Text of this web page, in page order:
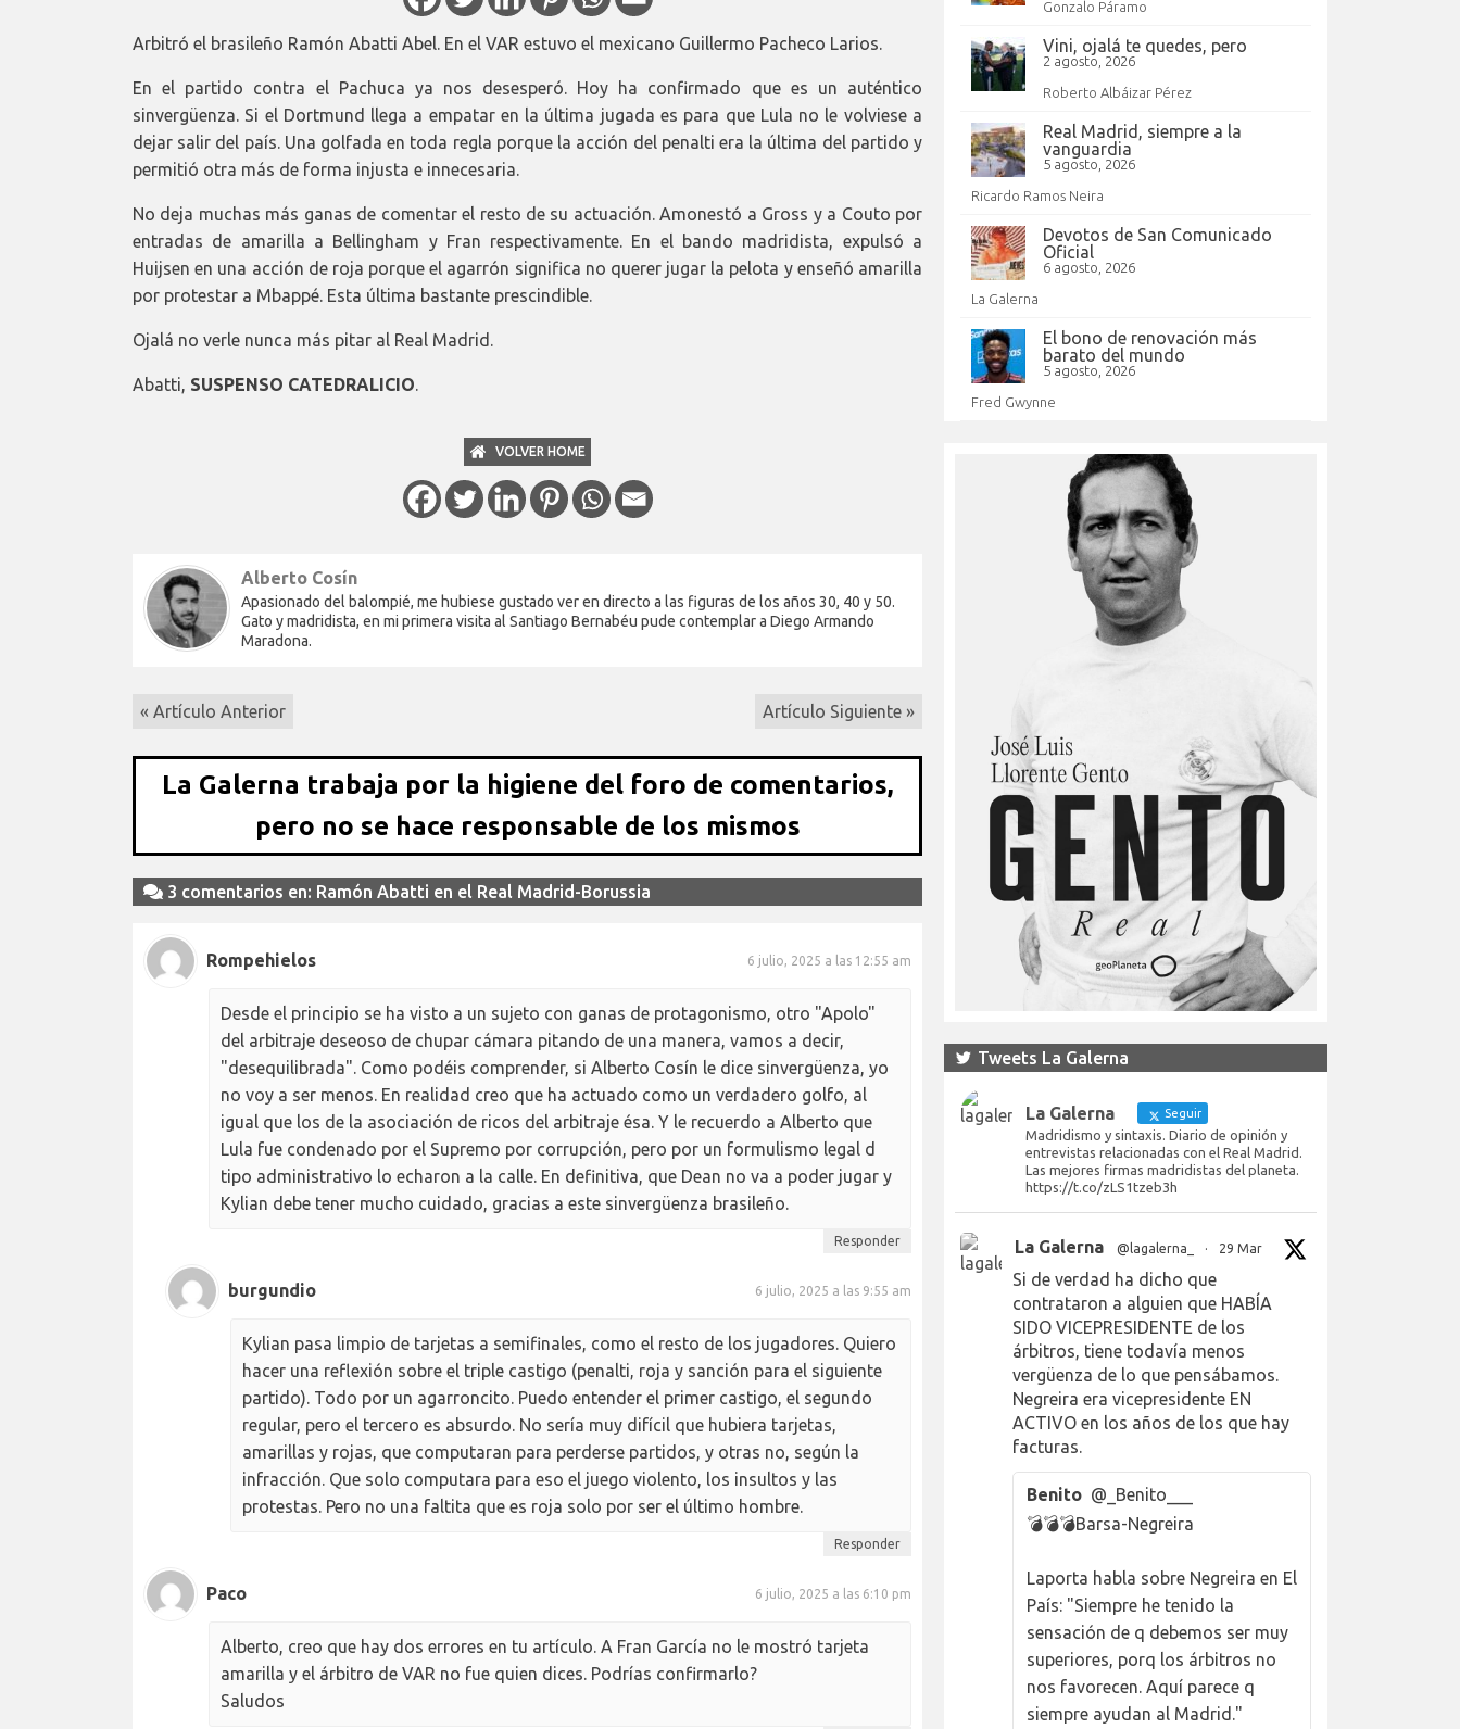
Arbitró el brasileño Ramón Abatti Abel. En el VAR estuvo el mexicano Guillermo Pacheco Larios.
En el partido contra el Pachuca ya nos desesperó. Hoy ha confirmado que es un auténtico
sinvergüenza. Si el Dortmund llega a empatar en la última jugada es para que Lula no le volviese a
dejar salir del país. Una golfada en toda regla porque la acción del penalti era la última del partido y
permitió otra más de forma injusta e innecesaria.
No deja muchas más ganas de comentar el resto de su actuación. Amonestó a Gross y a Couto por
entradas de amarilla a Bellingham y Fran respectivamente. En el bando madridista, expulsó a
Huijsen en una acción de roja porque el agarrón significa no querer jugar la pelota y enseñó amarilla
por protestar a Mbappé. Esta última bastante prescindible.
Ojalá no verle nunca más pitar al Real Madrid.
Abatti, SUSPENSO CATEDRALICIO
VOLVER HOME
Alberto Cosín
Apasionado del balompié, me hubiese gustado ver en directo a las figuras de los años 30, 40 y 50.
Gato y madridista, en mi primera visita al Santiago Bernabéu pude contemplar a Diego Armando
Maradona.
« Artículo Anterior Artículo Siguiente »
La Galerna trabaja por la higiene del foro de comentarios,
pero no se hace responsable de los mismos
3 comentarios en: Ramón Abatti en el Real Madrid-Borussia
Rompehielos 6 julio, 2025 a las 12:55 am
Desde el principio se ha visto a un sujeto con ganas de protagonismo, otro "Apolo"
del arbitraje deseoso de chupar cámara pitando de una manera, vamos a decir,
"desequilibrada". Como podéis comprender, si Alberto Cosín le dice sinvergüenza, yo
no voy a ser menos. En realidad creo que ha actuado como un verdadero golfo, al
igual que los de la asociación de ricos del arbitraje ésa. Y le recuerdo a Alberto que
Lula fue condenado por el Supremo por corrupción, pero por un formulismo legal d
tipo administrativo lo echaron a la calle. En definitiva, que Dean no va a poder jugar y
Kylian debe tener mucho cuidado, gracias a este sinvergüenza brasileño.
Responder
burgundio 6 julio, 2025 a las 9:55 am
Kylian pasa limpio de tarjetas a semifinales, como el resto de los jugadores. Quiero
hacer una reflexión sobre el triple castigo (penalti, roja y sanción para el siguiente
partido). Todo por un agarroncito. Puedo entender el primer castigo, el segundo
regular, pero el tercero es absurdo. No sería muy difícil que hubiera tarjetas,
amarillas y rojas, que computaran para perderse partidos, y otras no, según la
infracción. Que solo computara para eso el juego violento, los insultos y las
protestas. Pero no una faltita que es roja solo por ser el último hombre.
Responder
Paco 6 julio, 2025 a las 6:10 pm
Alberto, creo que hay dos errores en tu artículo. A Fran García no le mostró tarjeta
amarilla y el árbitro de VAR no fue quien dices. Podrías confirmarlo?
Saludos
Gonzalo Páramo
Vini, ojalá te quedes, pero
2 agosto, 2026
Roberto Albáizar Pérez
Real Madrid, siempre a la
vanguardia
5 agosto, 2026
Ricardo Ramos Neira
Devotos de San Comunicado
Oficial
6 agosto, 2026
La Galerna
El bono de renovación más
barato del mundo
5 agosto, 2026
Fred Gwynne
Tweets La Galerna
La Galerna Seguir
Madridismo y sintaxis. Diario de opinión y
entrevistas relacionadas con el Real Madrid.
Las mejores firmas madridistas del planeta.
https://t.co/zLS1tzeb3h
La Galerna @lagalerna_ · 29 Mar
Si de verdad ha dicho que
contrataron a alguien que HABÍA
SIDO VICEPRESIDENTE de los
árbitros, tiene todavía menos
vergüenza de lo que pensábamos.
Negreira era vicepresidente EN
ACTIVO en los años de los que hay
facturas.
Benito @_Benito___
💣💣💣Barsa-Negreira
Laporta habla sobre Negreira en El
País: "Siempre he tenido la
sensación de q debemos ser muy
superiores, porq los árbitros no
nos favorecen. Aquí parece q
siempre ayudan al Madrid."